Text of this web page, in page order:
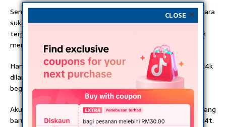
Semasa kejadian Tsunami beberapa tahun lamp4u, aku antara
sukarelawan di Kota Kuala Muda. Di sebuah sekolah, baju
terpakai sumbangan orang ramai dari seluruh negara penuh
membukit satu dewan.
Hampir sama tinggi Gunung Jerai. Tiada yang ambil dan dipij4k
dilantai. Akhirnya terpaksa dikavt dengan jent0lak, dibuang
begitu sahaja.
Aku rasa kita perlu ubah. Kalau mahu beri pakaian, berilah yang
baru atau beli dikedai. Barulah pemberian kita menjadi berk4t.
CLOSE